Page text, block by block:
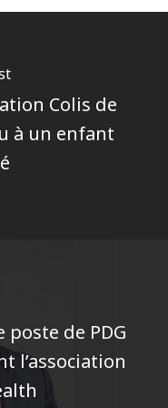
Colis de
à un enfant
de PDG
l’association